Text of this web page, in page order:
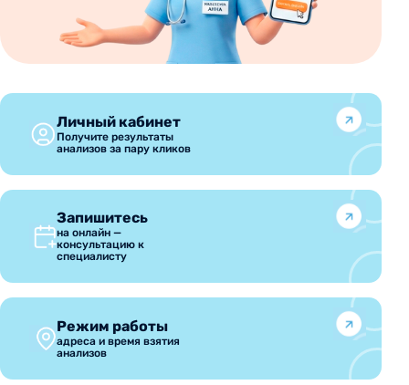
Личный кабинет
Получите результаты
анализов за пару кликов
Запишитесь
на онлайн —
консультацию к
специалисту
Режим работы
адреса и время взятия
анализов